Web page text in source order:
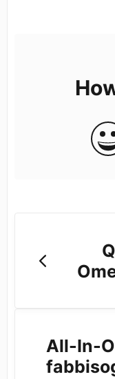
All-In-